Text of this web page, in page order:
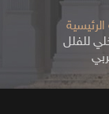
للفلل